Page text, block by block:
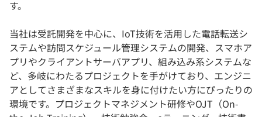
す。
当社は受託開発を中心に、IoT技術を活用した電話転送シ
ステムや訪問スケジュール管理システムの開発、スマホア
プリやクライアントサーバアプリ、組み込み系システムな
ど、多岐にわたるプロジェクトを手がけており、エンジニ
アとしてさまざまなスキルを身に付けたい方にぴったりの
環境です。プロジェクトマネジメント研修やOJT（On-